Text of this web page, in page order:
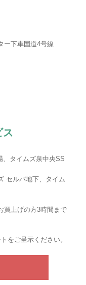
ー下車国道4号線
ス
、タイムズ泉中央SS
セルバ地下、タイム
買上げの方3時間まで
をご呈示ください。